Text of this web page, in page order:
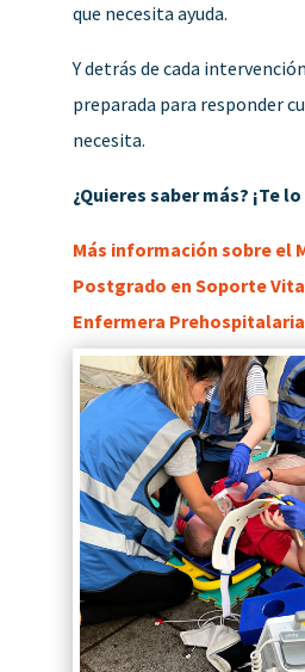
que necesita ayuda.
Y detrás de cada
preparada para responder
necesita.
¿Quieres saber más? ¡Te
Más información sobre el
Postgrado en Soporte
Enfermera Prehospitalaria